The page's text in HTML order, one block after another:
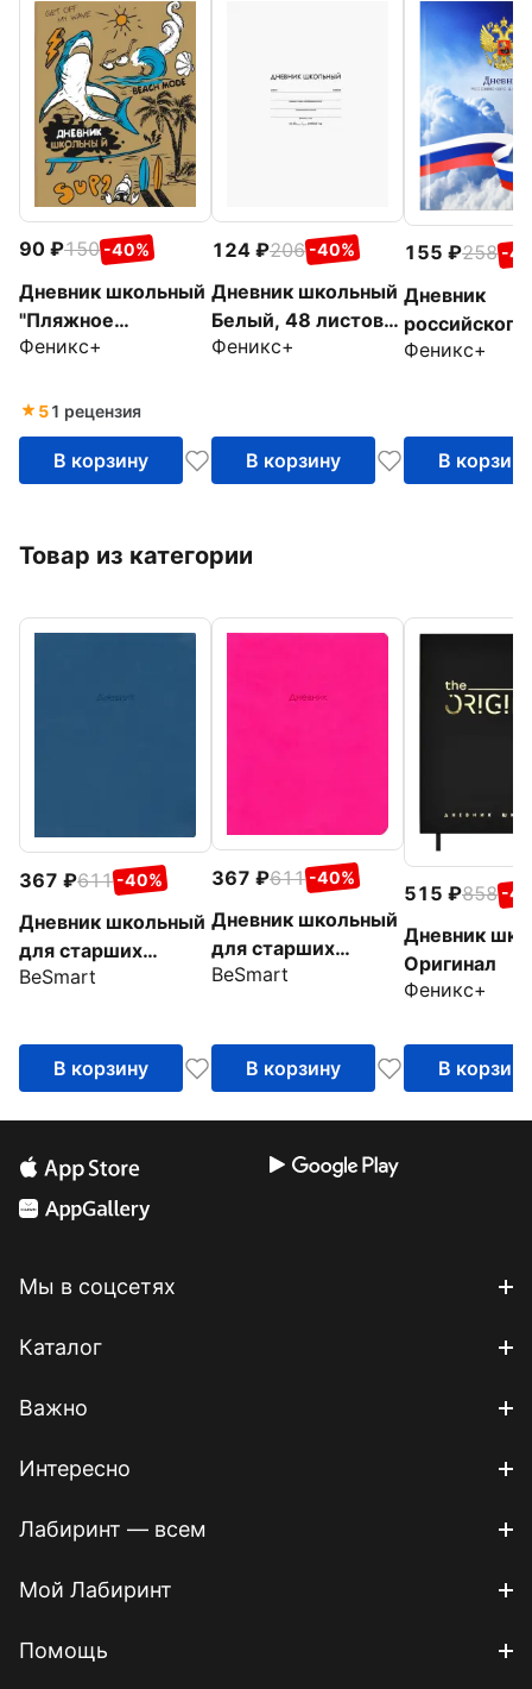
90 150 -40%
Дневник школьный
"Пляжное
настроение"
Феникс+
51 рецензия
В корзину
124 206 -40%
Дневник школьный
Белый, 48 листов,
А5+
Феникс+
В корзину
155 258 -
Дневник
российского
школьника
Феникс+
В корзину
Товар из категории
367 611 -40%
Дневник школьный
для старших
классов Block,
BeSmart
В корзину
367 611 -40%
Дневник школьный
для старших
классов Block, 48
BeSmart
В корзину
515 858 -
Дневник
Оригинал
Феникс+
В корзину
Мы в соцсетях
Каталог
Важно
Интересно
Лабиринт — всем
Мой Лабиринт
Помощь